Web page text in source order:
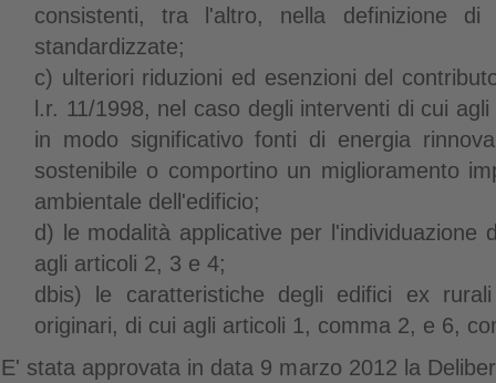
consistenti, tra l'altro, nella definizione di
standardizzate;
c) ulteriori riduzioni ed esenzioni del
l.r. 11/1998, nel caso degli interventi di cui
in modo significativo fonti di energia
sostenibile o comportino un miglioramento
ambientale dell'edificio;
d) le modalità applicative per l'individuazione
agli articoli 2, 3 e 4;
dbis) le caratteristiche degli edifici ex
originari, di cui agli articoli 1, comma 2, e 6,
E' stata approvata in data 9 marzo 2012 la